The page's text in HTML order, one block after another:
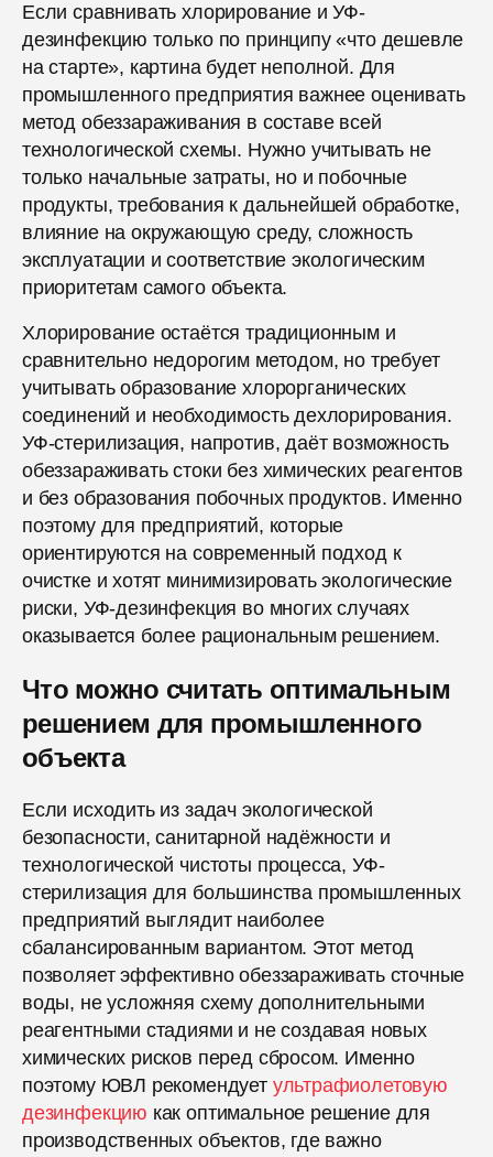
Если сравнивать хлорирование и УФ-
дезинфекцию только по принципу «что дешевле
на старте», картина будет неполной. Для
промышленного предприятия важнее оценивать
метод обеззараживания в составе всей
технологической схемы. Нужно учитывать не
только начальные затраты, но и побочные
продукты, требования к дальнейшей обработке,
влияние на окружающую среду, сложность
эксплуатации и соответствие экологическим
приоритетам самого объекта.
Хлорирование остаётся традиционным и
сравнительно недорогим методом, но требует
учитывать образование хлорорганических
соединений и необходимость дехлорирования.
УФ-стерилизация, напротив, даёт возможность
обеззараживать стоки без химических реагентов
и без образования побочных продуктов. Именно
поэтому для предприятий, которые
ориентируются на современный подход к
очистке и хотят минимизировать экологические
риски, УФ-дезинфекция во многих случаях
оказывается более рациональным решением.
Что можно считать оптимальным
решением для промышленного
объекта
Если исходить из задач экологической
безопасности, санитарной надёжности и
технологической чистоты процесса, УФ-
стерилизация для большинства промышленных
предприятий выглядит наиболее
сбалансированным вариантом. Этот метод
позволяет эффективно обеззараживать сточные
воды, не усложняя схему дополнительными
реагентными стадиями и не создавая новых
химических рисков перед сбросом. Именно
поэтому ЮВЛ рекомендует ультрафиолетовую
дезинфекцию как оптимальное решение для
производственных объектов, где важно